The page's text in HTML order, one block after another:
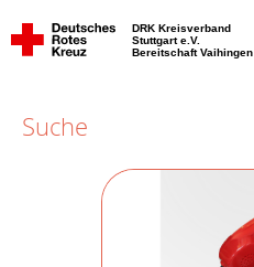
DRK Kreisverband
Stuttgart e.V.
Bereitschaft Vaihingen
Suche